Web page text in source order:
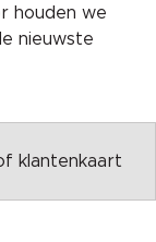
houden we
nieuwste
klantenkaart